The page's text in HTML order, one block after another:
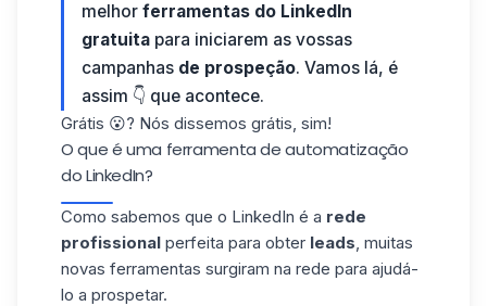
melhor ferramentas do LinkedIn
gratuita para iniciarem as vossas
campanhas de prospeção. Vamos lá, é
assim 👇 que acontece.
Grátis 😮? Nós dissemos grátis, sim!
O que é uma ferramenta de automatização
do LinkedIn?
Como sabemos que o LinkedIn é a rede
profissional perfeita para obter leads, muitas
novas ferramentas surgiram na rede para ajudá-
lo a prospetar.